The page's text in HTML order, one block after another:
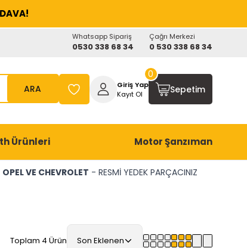
Whatsapp Sipariş
0530 338 68 34
Çağrı Merkezi
0 530 338 68 34
ARA
Giriş Yap
Kayıt Ol
Sepetim
0
Ürünleri Motor Şanzıman
OPEL VE CHEVROLET - RESMİ YEDEK PARÇACINIZ
Toplam 4 Ürün Son Eklenen